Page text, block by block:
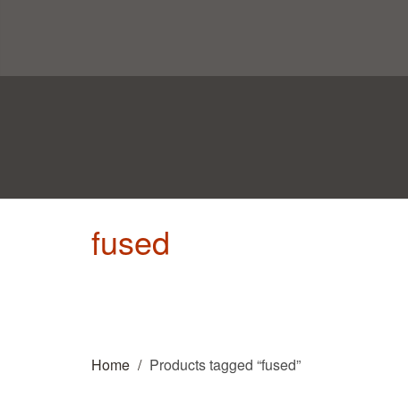
fused
Home Products tagged “fused”